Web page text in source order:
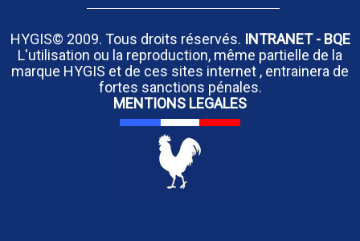
HYGIS© 2009. Tous droits réservés. INTRANET- BQE
L'utilisation ou la reproduction, même partielle de la
marque HYGIS et de ces sites internet , entrainera de
fortes sanctions pénales.
MENTIONS LEGALES